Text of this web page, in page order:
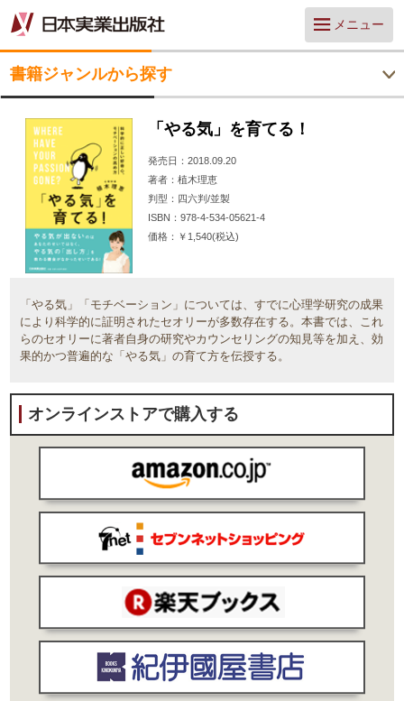
メニュー
書籍ジャンルから探す
「やる気」を育てる！
発売日
2018.09.20
著者
植木理恵
判型
四六判/並製
ISBN
978-4-534-05621-4
価格
￥1,540(税込)
「やる気」「モチベーション」については、すでに心理学研究の成果
により科学的に証明されたセオリーが多数存在する。本書では、これ
らのセオリーに著者自身の研究やカウンセリングの知見等を加え、効
果的かつ普遍的な「やる気」の育て方を伝授する。
オンラインストアで購入する